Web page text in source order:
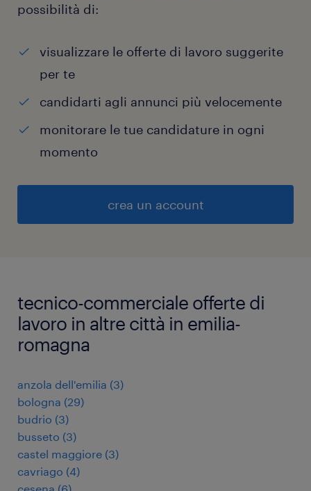
possibilità di:
visualizzare le offerte di lavoro suggerite
per te
candidarti agli annunci più velocemente
monitorare le tue candidature in ogni
momento
crea un account
tecnico-commerciale offerte di
lavoro in altre città in emilia-
romagna
anzola dell'emilia (3)
bologna (29)
budrio (3)
busseto (3)
castel maggiore (3)
cavriago (4)
cesena (6)